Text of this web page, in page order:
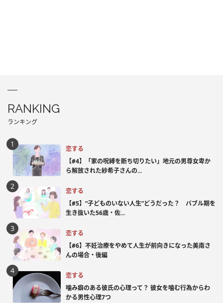
RANKING
ランキング
恋する
【#4】「家の呪縛を断ち切りたい」地元の男尊女卑か
ら解放された紗希子さんの...
恋する
【#5】“子どものいない人生”どうだった？ バブル期を
生き抜いた56歳・佐...
恋する
【#6】不妊治療をやめて人生が前向きになった美南さ
んの場合・後編
恋する
噛み癖のある彼氏の心理って？ 彼女を噛む行為からわ
かる男性心理7つ